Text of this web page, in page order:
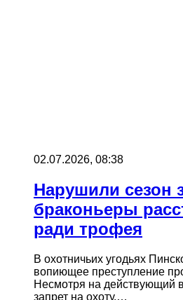
02.07.2026, 08:38
Нарушили сезон
браконьеры
ради трофея
В охотничьих угодьях
вопиющее преступление
Несмотря на действующий
запрет на охоту,…